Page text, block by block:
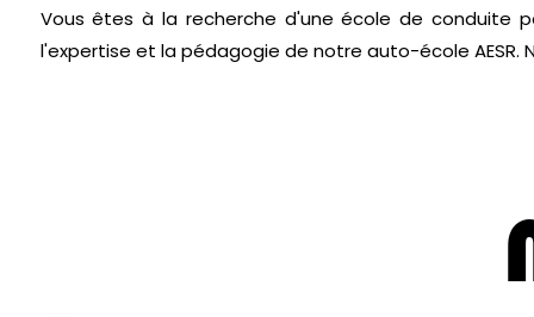
Vous êtes à la recherche d'une école de conduite
l'expertise et la pédagogie de notre auto-école AESR.